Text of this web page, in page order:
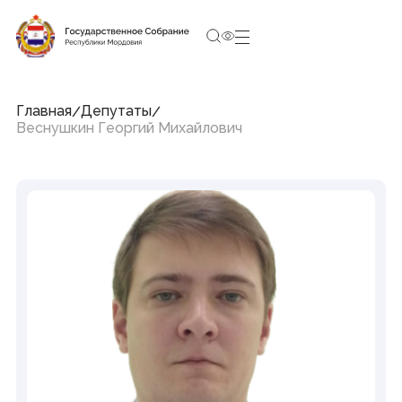
1:29:38
8 августа 2026, Суббота
Республики Мордовия
Заместители Председателя
Комитеты и комиссии
Главная Депутаты
Веснушкин Георгий Михайлович